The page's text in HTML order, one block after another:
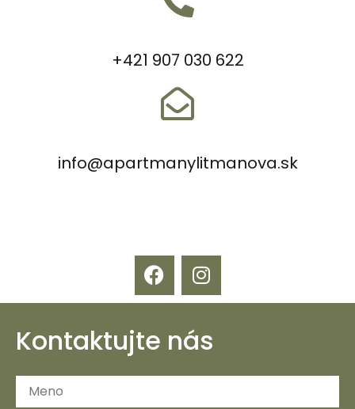
+421 907 030 622
info@apartmanylitmanova.sk
Kontaktujte nás